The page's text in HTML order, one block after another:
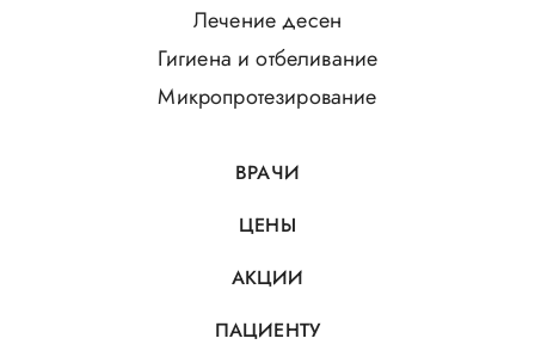
Лечение десен
Гигиена и отбеливание
Микропротезирование
ВРАЧИ
ЦЕНЫ
АКЦИИ
ПАЦИЕНТУ